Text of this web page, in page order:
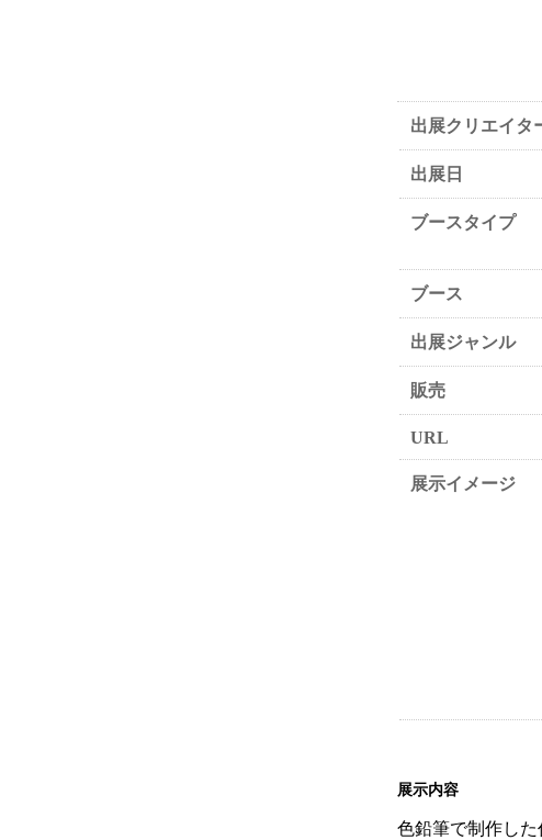
出展クリエイタ
出展日
ブースタイプ
ブース
出展ジャンル
販売
URL
展示イメージ
展示内容
色鉛筆で制作し